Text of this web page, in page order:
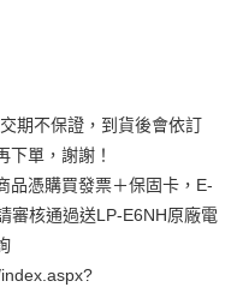
化商業銀行
北富邦商業銀行
豐國際商業銀行
中商業銀行
泰商業銀行
東國際商業銀行
豐商業銀行
化商業銀行
北富邦商業銀行
豐國際商業銀行
商業銀行
泰商業銀行
21家銀行
一商業銀行
北富邦商業銀行
豐國際商業銀行
中商業銀行
期不保證，到貨後會依訂
下單，謝謝！
品憑購買發票＋保固卡，E-
審核通過送LP-E6NH原廠電